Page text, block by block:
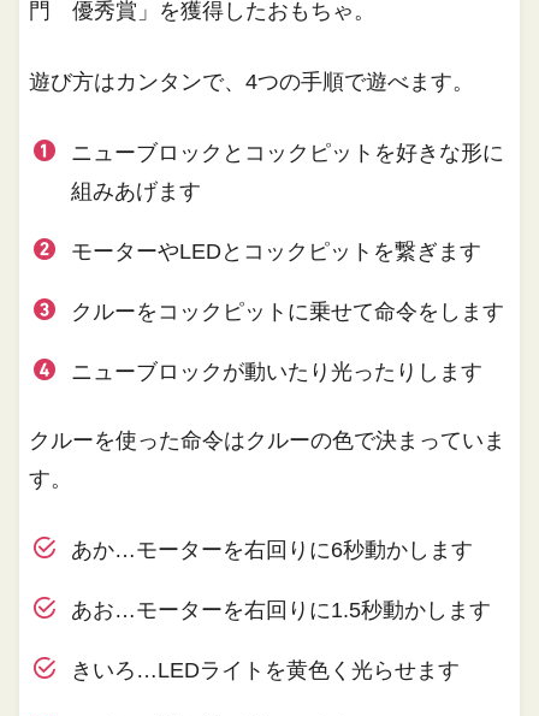
門 優秀賞」を獲得したおもちゃ。
遊び方はカンタンで、4つの手順で遊べます。
ニューブロックとコックピットを好きな形に
組みあげます
モーターやLEDとコックピットを繋ぎます
クルーをコックピットに乗せて命令をします
ニューブロックが動いたり光ったりします
クルーを使った命令はクルーの色で決まっていま
す。
あか…モーターを右回りに6秒動かします
あお…モーターを右回りに1.5秒動かします
きいろ…LEDライトを黄色く光らせます